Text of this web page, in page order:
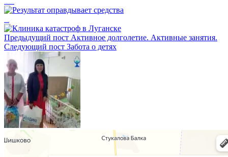
Предыдущий пост Активное долголетие. Активные занятия.
Следующий пост Забота о детях